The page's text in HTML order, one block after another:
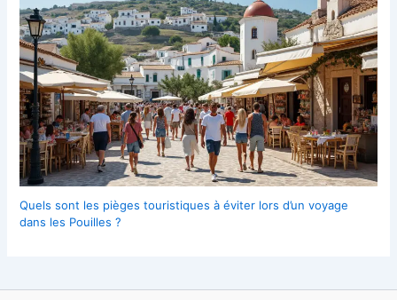
Quels sont les pièges touristiques à éviter lors d’un voyage
dans les Pouilles ?